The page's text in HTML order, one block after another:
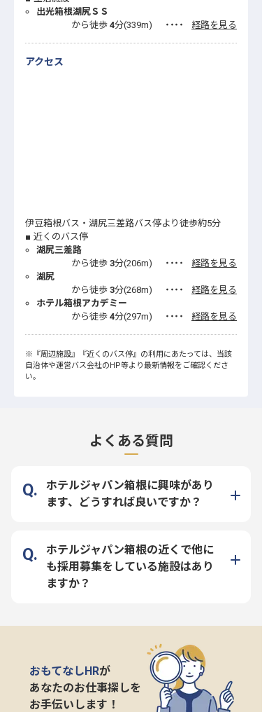
出光箱根湖尻ＳＳ
から徒歩 4分(339m) ・・・・ 経路を見る
アクセス
伊豆箱根バス・湖尻三差路バス停より徒歩約5分
近くのバス停
湖尻三差路
から徒歩 3分(206m) ・・・・
経路を見る
湖尻
から徒歩 3分(268m) ・・・・
経路を見る
ホテル箱根アカデミー
から徒歩 4分(297m) ・・・・ 経路を見る
※ 『周辺施設』 『近くのバス停』 の利用にあたっては、当該
自治体や運営バス会社のHP等より最新情報をご確認くださ
い。
よくある質問
ホテルジャパン箱根に興味があり
ます、どうすれば良いですか？
ホテルジャパン箱根の近くで他に
も採用募集をしている施設はあり
ますか？
おもてなしHRが
あなたのお仕事探しを
お手伝いします！